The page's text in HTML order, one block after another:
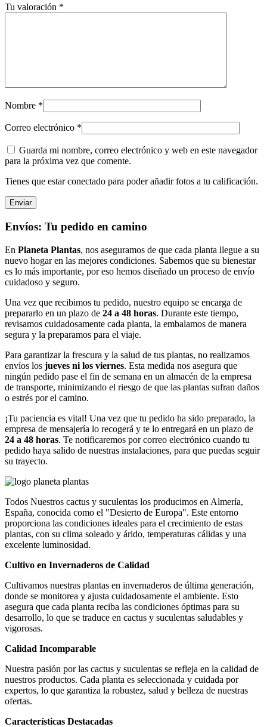
Tu valoración *
Nombre *
Correo electrónico *
Guarda mi nombre, correo electrónico y web en este navegador
para la próxima vez que comente.
Tienes que estar conectado para poder añadir fotos a tu calificación.
Envíos: Tu pedido en camino
En Planeta Plantas, nos aseguramos de que cada planta llegue a su
nuevo hogar en las mejores condiciones. Sabemos que su bienestar
es lo más importante, por eso hemos diseñado un proceso de envío
cuidadoso y seguro.
Una vez que recibimos tu pedido, nuestro equipo se encarga de
prepararlo en un plazo de 24 a 48 horas. Durante este tiempo,
revisamos cuidadosamente cada planta, la embalamos de manera
segura y la preparamos para el viaje.
Para garantizar la frescura y la salud de tus plantas, no realizamos
envíos los jueves ni los viernes. Esta medida nos asegura que
ningún pedido pase el fin de semana en un almacén de la empresa
de transporte, minimizando el riesgo de que las plantas sufran daños
o estrés por el camino.
¡Tu paciencia es vital! Una vez que tu pedido ha sido preparado, la
empresa de mensajería lo recogerá y te lo entregará en un plazo de
24 a 48 horas. Te notificaremos por correo electrónico cuando tu
pedido haya salido de nuestras instalaciones, para que puedas seguir
su trayecto.
Todos Nuestros cactus y suculentas los producimos en Almería,
España, conocida como el "Desierto de Europa". Este entorno
proporciona las condiciones ideales para el crecimiento de estas
plantas, con su clima soleado y árido, temperaturas cálidas y una
excelente luminosidad.
Cultivo en Invernaderos de Calidad
Cultivamos nuestras plantas en invernaderos de última generación,
donde se monitorea y ajusta cuidadosamente el ambiente. Esto
asegura que cada planta reciba las condiciones óptimas para su
desarrollo, lo que se traduce en cactus y suculentas saludables y
vigorosas.
Calidad Incomparable
Nuestra pasión por las cactus y suculentas se refleja en la calidad de
nuestros productos. Cada planta es seleccionada y cuidada por
expertos, lo que garantiza la robustez, salud y belleza de nuestras
ofertas.
Características Destacadas